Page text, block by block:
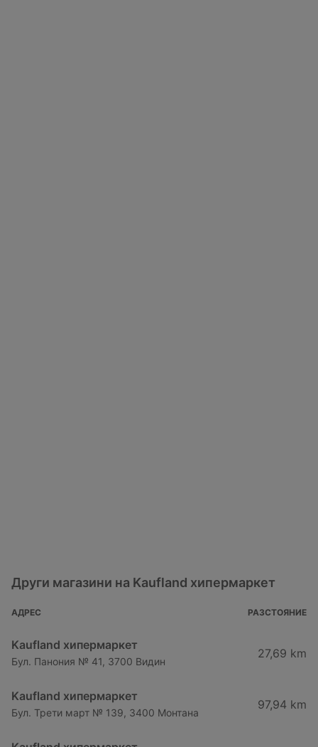
Други магазини на Kaufland хипермаркет
АДРЕС РАЗСТОЯНИЕ
Kaufland хипермаркет
Бул. Панония № 41, 3700 Видин
27,69 km
Kaufland хипермаркет
Бул. Трети март № 139, 3400 Монтана
97,94 km